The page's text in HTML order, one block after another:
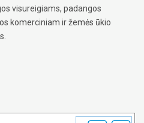
visureigiams, padangos
komerciniam ir žemės ūkio